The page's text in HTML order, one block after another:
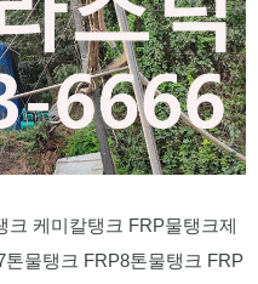
크 케미칼탱크 FRP물탱크제
물탱크 FRP8톤물탱크 FRP